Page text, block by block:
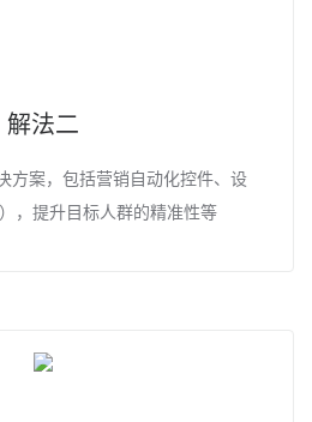
解法二
方案，包括营销自动化控件、设
，提升目标人群的精准性等